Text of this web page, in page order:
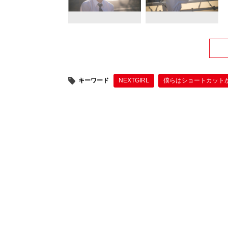
キーワード NEXTGIRL 僕らはショートカット